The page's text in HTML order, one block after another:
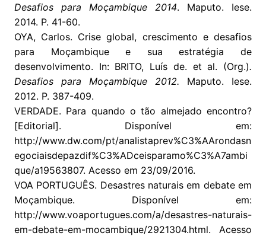
Desafios para Moçambique 2014. Maputo. Iese.
2014. P. 41-60.
OYA, Carlos. Crise global, crescimento e desafios
para Moçambique e sua estratégia de
desenvolvimento. In: BRITO, Luís de. et al. (Org.).
Desafios para Moçambique 2012. Maputo. Iese.
2012. P. 387-409.
VERDADE. Para quando o tão almejado encontro?
[Editorial]. Disponível em:
http://www.dw.com/pt/analistaprev%C3%AArondasn
egociaisdepazdif%C3%ADceisparamo%C3%A7ambi
que/a19563807. Acesso em 23/09/2016.
VOA PORTUGUÊS. Desastres naturais em debate em
Moçambique. Disponível em:
http://www.voaportugues.com/a/desastres-naturais-
em-debate-em-mocambique/2921304.html. Acesso